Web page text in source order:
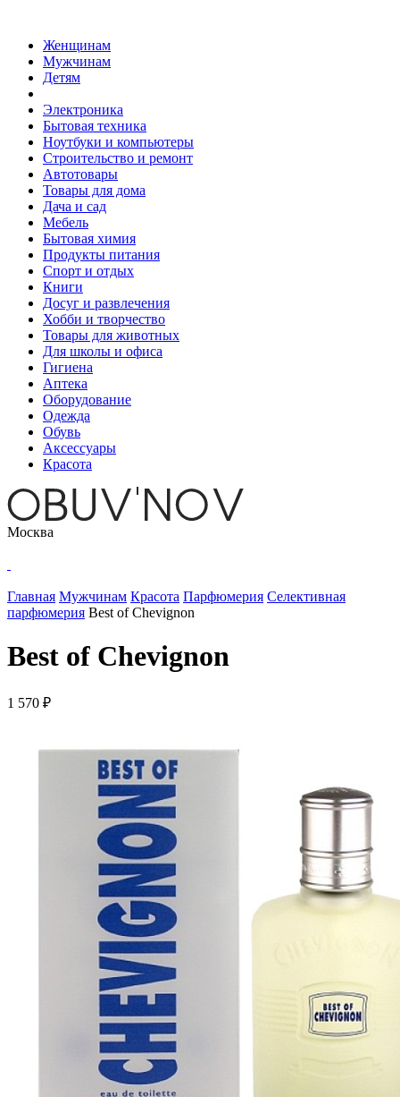
Женщинам
Мужчинам
Детям
Электроника
Бытовая техника
Ноутбуки и компьютеры
Строительство и ремонт
Автотовары
Товары для дома
Дача и сад
Мебель
Бытовая химия
Продукты питания
Спорт и отдых
Книги
Досуг и развлечения
Хобби и творчество
Товары для животных
Для школы и офиса
Гигиена
Аптека
Оборудование
Одежда
Обувь
Аксессуары
Красота
Москва
Главная Мужчинам Красота Парфюмерия Селективная
парфюмерия Best of Chevignon
Best of Chevignon
1 570 ₽